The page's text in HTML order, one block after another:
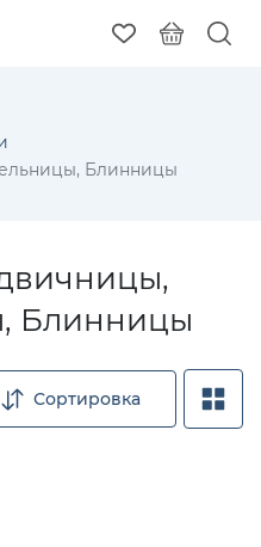
Блинницы
Блинницы
Сортировка